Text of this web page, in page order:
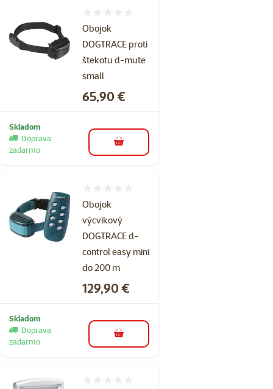
Obojok
DOGTRACE proti
štekotu d-mute
small
Cena
65,90 €
Skladom
Doprava
zadarmo
do košíka
Obojok
výcvikový
DOGTRACE d-
control easy mini
do 200 m
Cena
129,90 €
Skladom
Doprava
zadarmo
do košíka